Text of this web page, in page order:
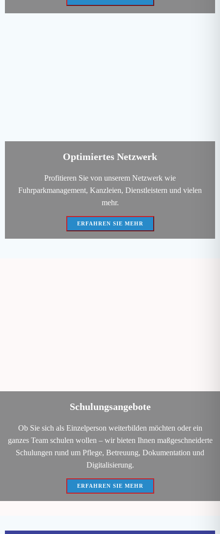
Optimiertes Netzwerk
Profitieren Sie von unserem Netzwerk wie
Fuhrparkmanagement, Kanzleien, Dienstleistern und vielen
mehr.
ERFAHREN SIE MEHR
Schulungsangebote
Ob Sie sich als Einzelperson weiterbilden möchten oder ein
ganzes Team schulen wollen – wir bieten Ihnen maßgeschneiderte
Schulungen rund um Pflege, Betreuung, Dokumentation und
Digitalisierung.
ERFAHREN SIE MEHR